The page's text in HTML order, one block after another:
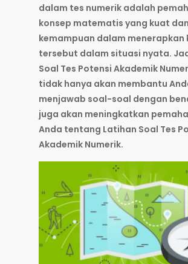
dalam tes numerik adalah
konsep matematis yang kuat dan
kemampuan dalam menerapkan
tersebut dalam situasi nyata.
Soal Tes Potensi Akademik
tidak hanya akan membantu
menjawab soal-soal dengan
juga akan meningkatkan
Anda tentang Latihan Soal Tes
Akademik Numerik.